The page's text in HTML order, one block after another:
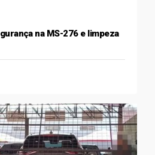
na MS-276 e limpeza